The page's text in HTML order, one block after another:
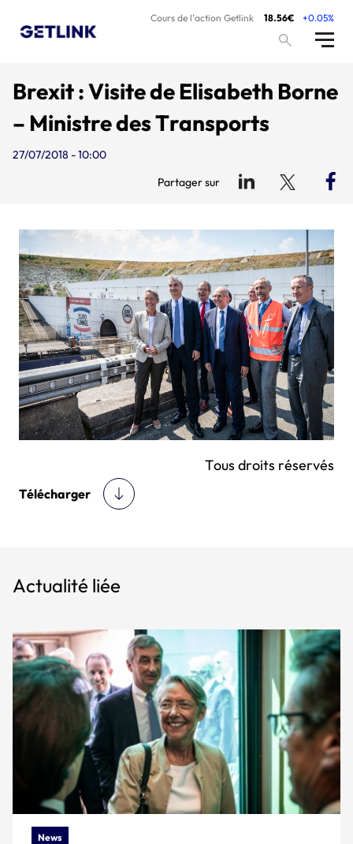
Cours de l’action Getlink 18.56€ +0.05%
Brexit : Visite de Elisabeth Borne
– Ministre des Transports
27/07/2018 - 10:00
Partager sur
Tous droits réservés
Télécharger
Actualité liée
News